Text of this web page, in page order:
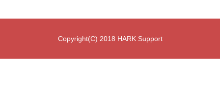
Copyright(C) 2018 HARK Support